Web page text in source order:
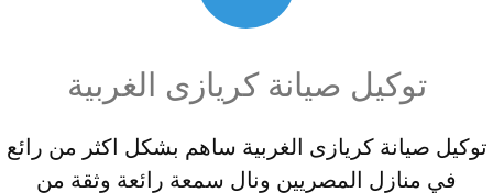
توكيل صيانة كريازى الغربية
توكيل صيانة كريازى الغربية ساهم بشكل اكثر من رائع
في منازل المصريين ونال سمعة رائعة وثقة من